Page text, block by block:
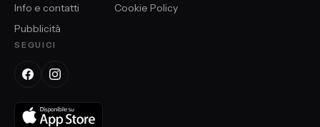
Info e contatti
Pubblicità
Cookie Policy
SEGUICI